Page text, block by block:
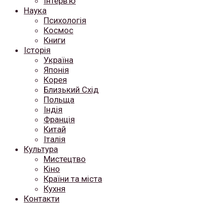
Наука
Психологія
Космос
Книги
Історія
Україна
Японія
Корея
Близький Схід
Польща
Індія
Франція
Китай
Італія
Культура
Мистецтво
Кіно
Країни та міста
Кухня
Контакти